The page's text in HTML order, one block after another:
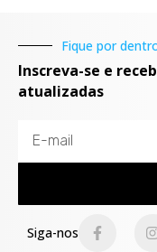
Fique por
Inscreva-se e
atualizadas
Siga-nos